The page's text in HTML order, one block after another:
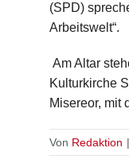
(SPD)
Arbeitswelt“.
Am Altar
Kulturkirche
Misereor, mit
Von Redaktion |